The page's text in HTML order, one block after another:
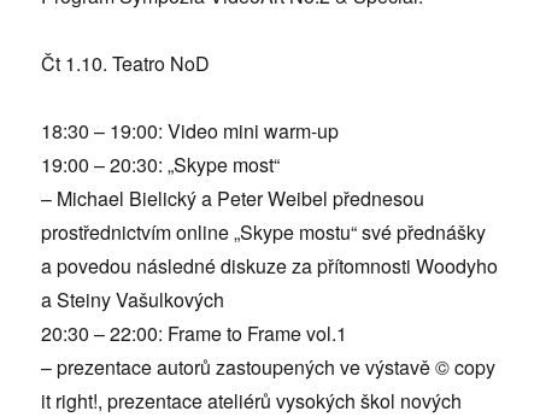
Čt 1.10. Teatro NoD
18:30 – 19:00: Video mini warm-up
19:00 – 20:30: „Skype most“
– Michael Bielický a Peter Weibel přednesou
prostřednictvím online „Skype mostu“ své přednášky
a povedou následné diskuze za přítomnosti Woodyho
a Steiny Vašulkových
20:30 – 22:00: Frame to Frame vol.1
– prezentace autorů zastoupených ve výstavě © copy
it right!, prezentace ateliérů vysokých škol nových